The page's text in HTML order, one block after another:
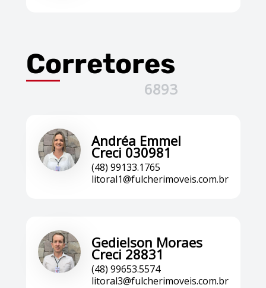
Corretores
6893
Andréa Emmel
Creci 030981
(48) 99133.1765
litoral1@fulcherimoveis.com.br
Gedielson Moraes
Creci 28831
(48) 99653.5574
litoral3@fulcherimoveis.com.br